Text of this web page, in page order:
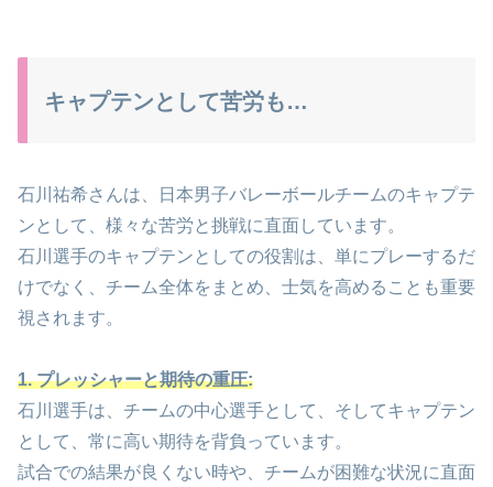
キャプテンとして苦労も…
石川祐希さんは、日本男子バレーボールチームのキャプテ
ンとして、様々な苦労と挑戦に直面しています。
石川選手のキャプテンとしての役割は、単にプレーするだ
けでなく、チーム全体をまとめ、士気を高めることも重要
視されます。
1. プレッシャーと期待の重圧:
石川選手は、チームの中心選手として、そしてキャプテン
として、常に高い期待を背負っています。
試合での結果が良くない時や、チームが困難な状況に直面